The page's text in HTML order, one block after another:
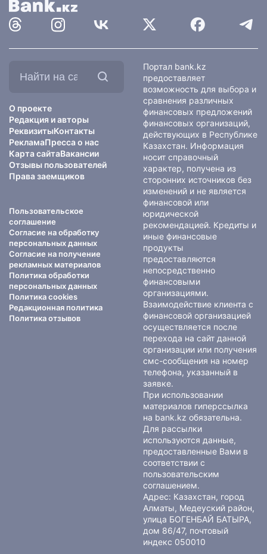
О проекте
Редакция и авторы
РеквизитыКонтакты
РекламаПресса о нас
Карта сайтаВакансии
Отзывы пользователей
Права заемщиков
Пользовательское
соглашение
Согласие на обработку
персональных данных
Согласие на получение
рекламных материалов
Политика обработки
персональных данных
Политика cookies
Редакционная политика
Политика отзывов
Портал bank.kz
предоставляет
возможность для выбора и
сравнения различных
финансовых предложений
финансовых организаций,
действующих в Республике
Казахстан. Информация
носит справочный
характер, получена из
сторонних источников без
изменений и не является
финансовой или
юридической
рекомендацией. Кредиты и
иные финансовые
продукты
предоставляются
непосредственно
финансовыми
организациями.
Взаимодействие клиента с
финансовой организацией
осуществляется после
перехода на сайт данной
организации или получения
смс-сообщения на номер
телефона, указанный в
заявке.
При использовании
материалов гиперссылка
на bank.kz обязательна.
Для рассылки
используются данные,
предоставленные Вами в
соответствии с
пользовательским
соглашением.
Адрес: Казахстан, город
Алматы, Медеуский район,
улица БОГЕНБАЙ БАТЫРА,
дом 86/47, почтовый
индекс 050010